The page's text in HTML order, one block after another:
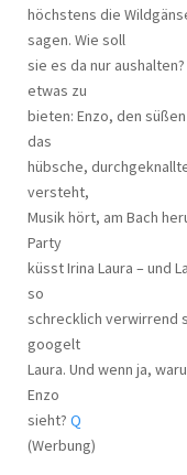
höchstens die
sagen. Wie soll
sie es da nur
etwas zu
bieten: Enzo, den
das
hübsche,
versteht,
Musik hört, am Bach
Party
küsst Irina Laura – und
so
schrecklich verwirrend
googelt
Laura. Und wenn ja,
Enzo
sieht? Q
(Werbung)